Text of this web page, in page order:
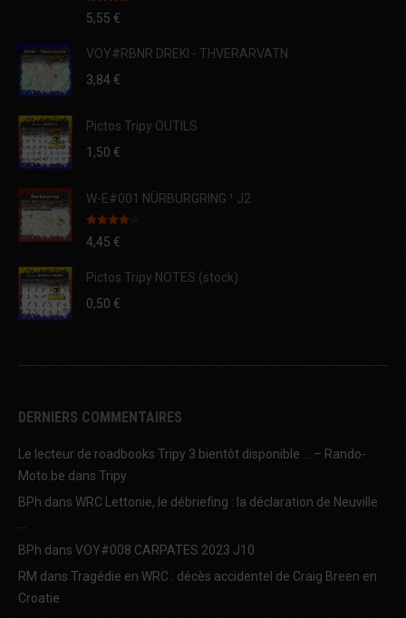
Note4.00
sur 5
5,55 €
VOY#RBNR DREKI - THVERARVATN
3,84€
Pictos Tripy OUTILS
1,50 €
W-E#001 NÜRBURGRING ¹ J2
Note4.00
sur 5
4,45 €
Pictos Tripy NOTES (stock)
0,50 €
DERNIERS COMMENTAIRES
Le lecteur de roadbooks Tripy 3 bientôt disponible … – Rando-
Moto.be dans Tripy
BPh dans WRC Lettonie, le débriefing : la déclaration de Neuville
BPh dans VOY#008 CARPATES 2023 J10
RM dans Tragédie en WRC : décès accidentel de Craig Breen en
Croatie